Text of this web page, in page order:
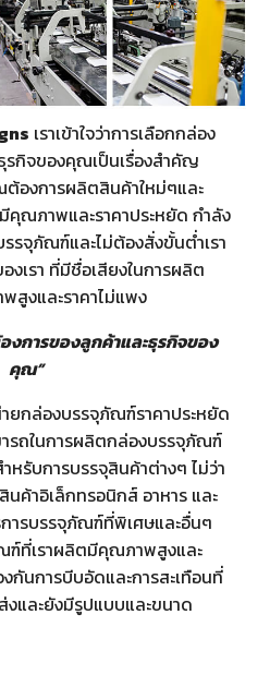
เราเข้าใจว่าการเลือกกล่อง
รกิจของคุณเป็นเรื่องสำคัญ
ต้องการผลิตสินค้าใหม่ๆและ
คุณภาพและราคาประหยัด กำลัง
รจุภัณฑ์และไม่ต้องสั่งขั้นต่ำเรา
งเรา ที่มีชื่อเสียงในการผลิต
งและราคาไม่แพง
การของลูกค้าและธุรกิจของ
คุณ”
ยกล่องบรรจุภัณฑ์ราคาประหยัด
ารถในการผลิตกล่องบรรจุภัณฑ์
หรับการบรรจุสินค้าต่างๆ ไม่ว่า
ค้าอิเล็กทรอนิกส์ อาหาร และ
ารบรรจุภัณฑ์ที่พิเศษและอื่นๆ
ฑ์ที่เราผลิตมีคุณภาพสูงและ
กันการบีบอัดและการสะเทือนที่
งและยังมีรูปแบบและขนาด